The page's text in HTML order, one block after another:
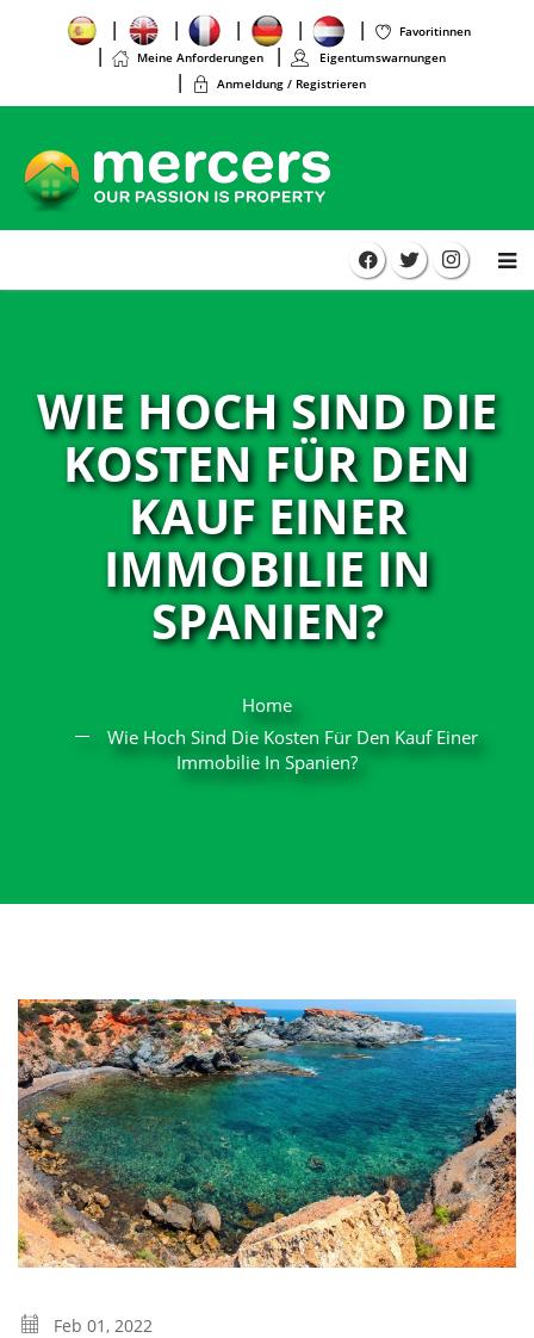
Favoritinnen
Meine Anforderungen
Eigentumswarnungen
Anmeldung / Registrieren
WIE HOCH SIND DIE
KOSTEN FÜR DEN
KAUF EINER
IMMOBILIE IN
SPANIEN?
Home
Wie Hoch Sind Die Kosten Für Den Kauf Einer
Immobilie In Spanien?
Feb 01, 2022